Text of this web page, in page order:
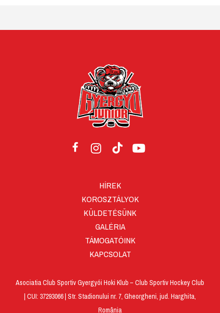
HÍREK
KOROSZTÁLYOK
KÜLDETÉSÜNK
GALÉRIA
TÁMOGATÓINK
KAPCSOLAT
Asociatia Club Sportiv Gyergyói Hoki Klub – Club Sportiv Hockey Club
| CUI: 37293066 | Str. Stadionului nr. 7, Gheorgheni, jud. Harghita,
România